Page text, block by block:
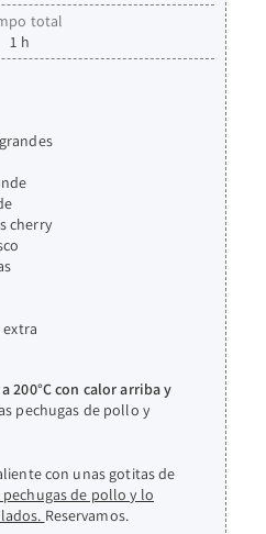
total
1 h
cherry
extra
200°C con calor arriba y
pechugas de pollo y
con unas gotitas de
de pollo y lo
Reservamos.